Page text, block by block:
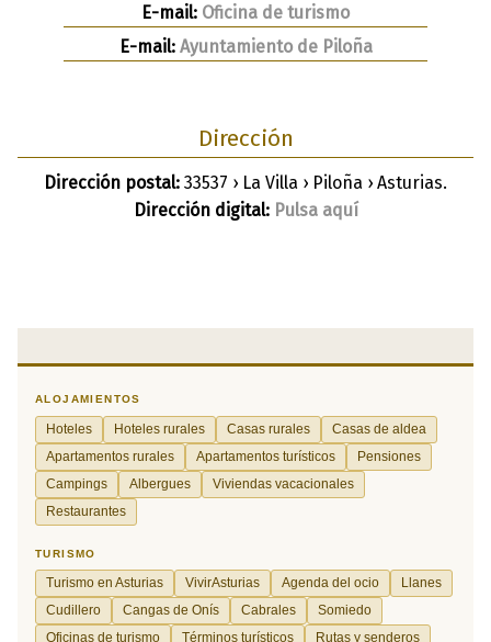
E-mail: Oficina de turismo
E-mail: Ayuntamiento de Piloña
Dirección
Dirección postal: 33537 › La Villa › Piloña › Asturias.
Dirección digital: Pulsa aquí